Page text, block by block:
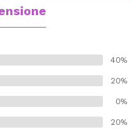
40%
20%
0%
20%